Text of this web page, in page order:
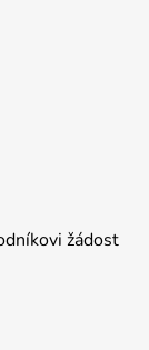
žádost